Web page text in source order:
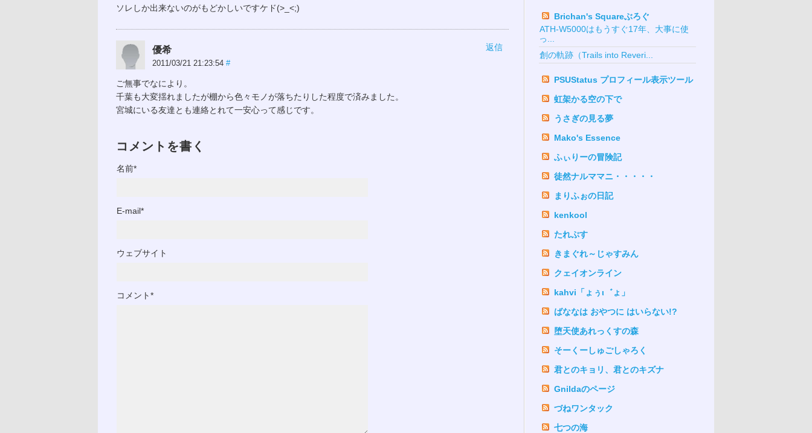
ソレしか出来ないのがもどかしいですケド(>_<;)
返信
優希
2011/03/21 21:23:54 #
ご無事でなにより。
千葉も大変揺れましたが棚から色々モノが落ちたりした程度で済みました。
宮城にいる友達とも連絡とれて一安心って感じです。
コメントを書く
名前*
E-mail*
ウェブサイト
コメント*
Brichan's Squareぶろぐ
ATH-W5000はもうすぐ17年、大事に使
っ...
創の軌跡（Trails into Reveri...
PSUStatus プロフィール表示ツール
虹架かる空の下で
うさぎの見る夢
Mako's Essence
ふぃりーの冒険記
徒然ナルママニ・・・・・
まりふぉの日記
kenkool
たれぷす
きまぐれ～じゃすみん
クェイオンライン
kahvi「ょぅι゛ょ」
ばななは おやつに はいらない!?
堕天使あれっくすの森
そーくーしゅごしゃろく
君とのキョリ、君とのキズナ
Gnildaのページ
づねワンタック
七つの海